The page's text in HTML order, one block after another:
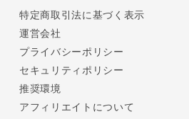
特定商取引法に基づく表示
運営会社
プライバシーポリシー
セキュリティポリシー
推奨環境
アフィリエイトについて